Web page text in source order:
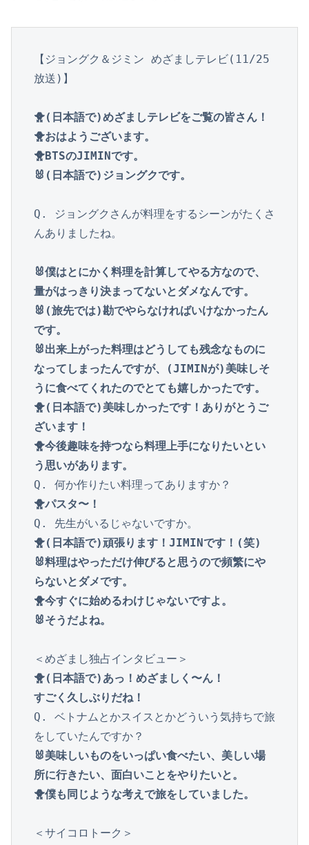
【ジョングク＆ジミン めざましテレビ(11/25
放送)】
🐥(日本語で)めざましテレビをご覧の皆さん！
🐥おはようございます。
🐥BTSのJIMINです。
🐰(日本語で)ジョングクです。
Q. ジョングクさんが料理をするシーンがたくさ
んありましたね。
🐰僕はとにかく料理を計算してやる方なので、
量がはっきり決まってないとダメなんです。
🐰(旅先では)勘でやらなければいけなかったん
です。
🐰出来上がった料理はどうしても残念なものに
なってしまったんですが、(JIMINが)美味しそ
うに食べてくれたのでとても嬉しかったです。
🐥(日本語で)美味しかったです！ありがとうご
ざいます！
🐥今後趣味を持つなら料理上手になりたいとい
う思いがあります。
🐥パスタ〜！
🐥(日本語で)頑張ります！JIMINです！(笑)
🐰料理はやっただけ伸びると思うので頻繁にや
らないとダメです。
🐥今すぐに始めるわけじゃないですよ。
🐥(日本語で)あっ！めざましく〜ん！
すごく久しぶりだね！
Q. ベトナムとかスイスとかどういう気持ちで旅
🐰美味しいものをいっぱい食べたい、美しい場
所に行きたい、面白いことをやりたいと。
🐥僕も同じような考えで旅をしていました。
＜サイコロトーク＞